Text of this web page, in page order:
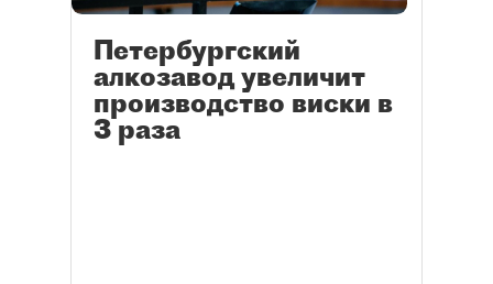
этому результат и награды "ДП".
Петербургский
алкозавод увеличит
производство виски в
3 раза